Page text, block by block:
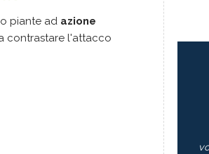
piante ad azione
contrastare l'attacco